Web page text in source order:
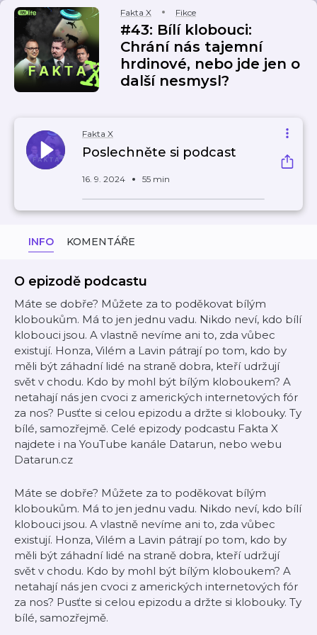
Fakta X Fikce
#43: Bílí klobouci:
Chrání nás tajemní
hrdinové, nebo jde jen o
další nesmysl?
Fakta X
Poslechněte si podcast
16. 9. 2024 55 min
INFO KOMENTÁŘE
O epizodě podcastu
Máte se dobře? Můžete za to poděkovat bílým
kloboukům. Má to jen jednu vadu. Nikdo neví, kdo bílí
klobouci jsou. A vlastně nevíme ani to, zda vůbec
existují. Honza, Vilém a Lavin pátrají po tom, kdo by
měli být záhadní lidé na straně dobra, kteří udržují
svět v chodu. Kdo by mohl být bílým kloboukem? A
netahají nás jen cvoci z amerických internetových fór
za nos? Pusťte si celou epizodu a držte si klobouky. Ty
bílé, samozřejmě. Celé epizody podcastu Fakta X
najdete i na YouTube kanále Datarun, nebo webu
Datarun.cz
Máte se dobře? Můžete za to poděkovat bílým
kloboukům. Má to jen jednu vadu. Nikdo neví, kdo bílí
klobouci jsou. A vlastně nevíme ani to, zda vůbec
existují. Honza, Vilém a Lavin pátrají po tom, kdo by
měli být záhadní lidé na straně dobra, kteří udržují
svět v chodu. Kdo by mohl být bílým kloboukem? A
netahají nás jen cvoci z amerických internetových fór
za nos? Pusťte si celou epizodu a držte si klobouky. Ty
bílé, samozřejmě.